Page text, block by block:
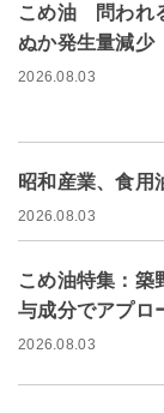
こめ油 問われ
ぬか発生量減少
2026.08.03
昭和産業、食用
2026.08.03
こめ油特集：
与成分でアプロ
2026.08.03